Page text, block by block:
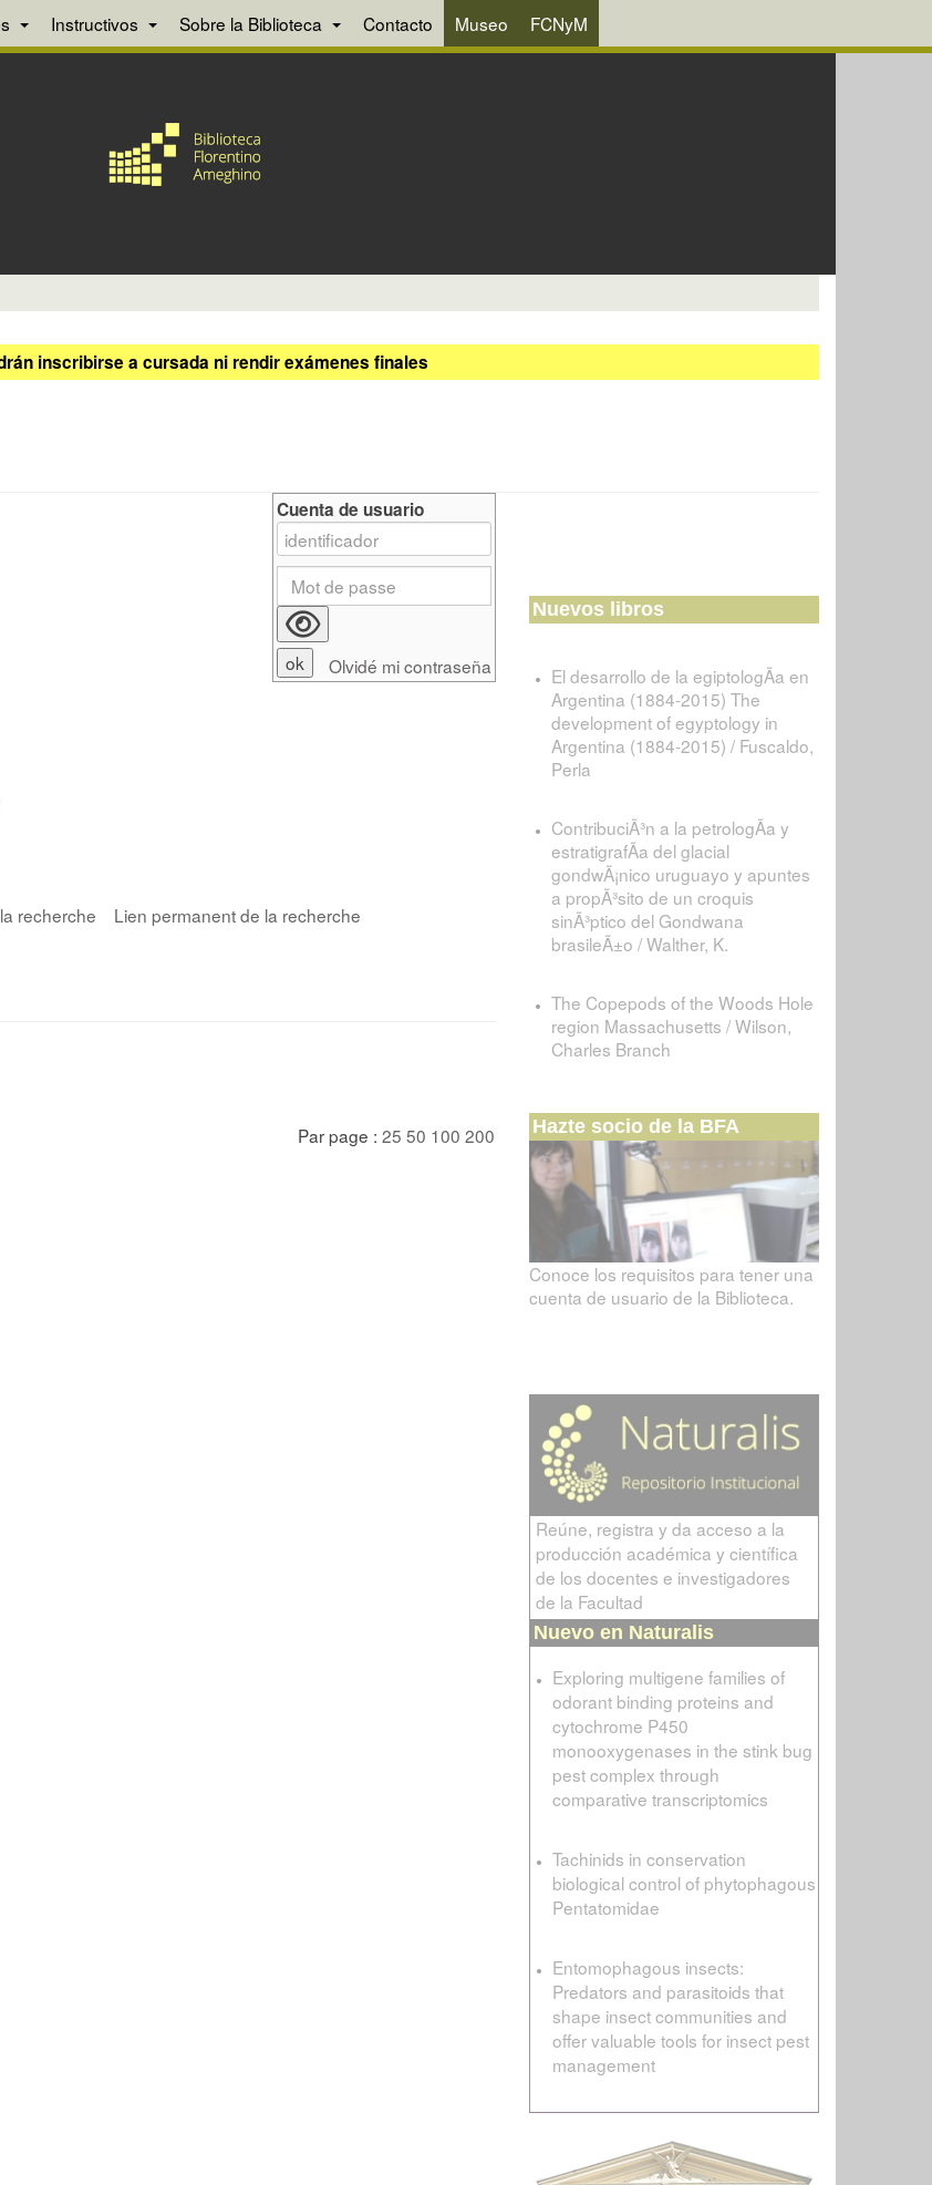
Instructivos Sobre la Biblioteca Contacto Museo FCNyM
inscribirse a cursada ni rendir exámenes finales
recherche Lien permanent de la recherche
Par page : 25 50 100 200
Cuenta de usuario
Olvidé mi contraseña
Nuevos libros
El desarrollo de la egiptologÃ­a en
Argentina (1884-2015) The
development of egyptology in
Argentina (1884-2015) / Fuscaldo,
Perla
ContribuciÃ³n a la petrologÃ­a y
estratigrafÃ­a del glacial
gondwÃ¡nico uruguayo y apuntes
a propÃ³sito de un croquis
sinÃ³ptico del Gondwana
brasileÃ±o / Walther, K.
The Copepods of the Woods Hole
region Massachusetts / Wilson,
Charles Branch
Hazte socio de la BFA
Conoce los requisitos para tener una
cuenta de usuario de la Biblioteca.
Reúne, registra y da acceso a la
producción académica y científica
de los docentes e investigadores
de la Facultad
Nuevo en Naturalis
Exploring multigene families of
odorant binding proteins and
cytochrome P450
monooxygenases in the stink bug
pest complex through
comparative transcriptomics
Tachinids in conservation
biological control of phytophagous
Pentatomidae
Entomophagous insects:
Predators and parasitoids that
shape insect communities and
offer valuable tools for insect pest
management